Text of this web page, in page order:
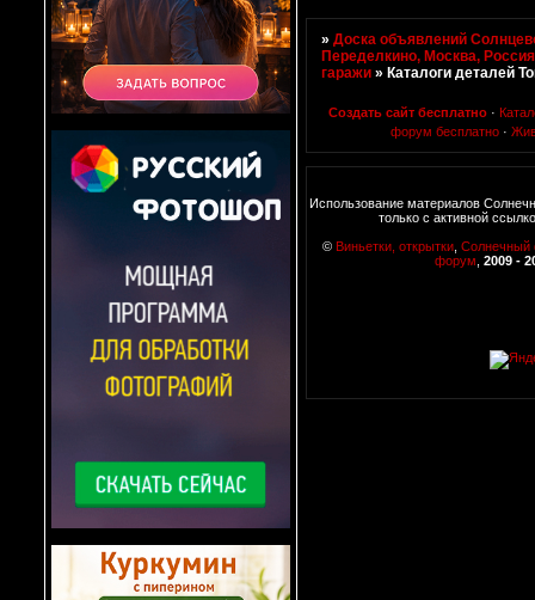
»Доска объявлений
Переделкино, Москва, Россия
гаражи »Каталоги деталей
Создать сайт бесплатно ·
форум бесплатно ·
Использование материалов
только с активной
© Виньетки, открытки Солнечный
форум 2009 -